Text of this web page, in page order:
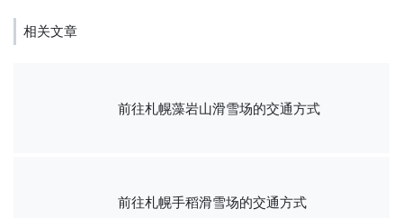
相关文章
前往札幌藻岩山滑雪场的交通方式
前往札幌手稻滑雪场的交通方式